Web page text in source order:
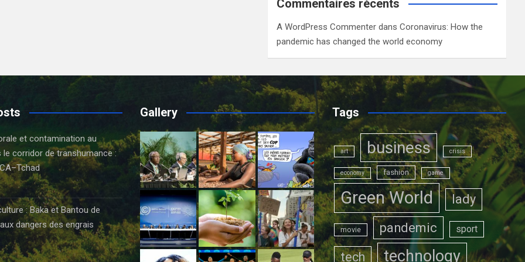
Commentaires récents
A WordPress Commenter dansCoronavirus: How the
pandemic has changed the world economy
et contamination au
le corridor de transhumance :
: Baka et Bantou de
dangers des engrais
Gallery Tags
art business crisis
economy fashion game
Green World lady
movie pandemic sport
tech technology